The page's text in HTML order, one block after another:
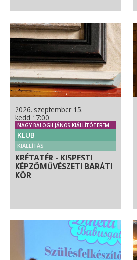
2026. szeptember 15.
kedd 17:00
NAGY BALOGH JÁNOS KIÁLLÍTÓTEREM
KLUB
KIÁLLÍTÁS
KRÉTATÉR - KISPESTI
KÉPZŐMŰVÉSZETI BARÁTI
KÖR